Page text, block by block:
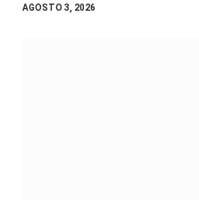
AGOSTO 3, 2026